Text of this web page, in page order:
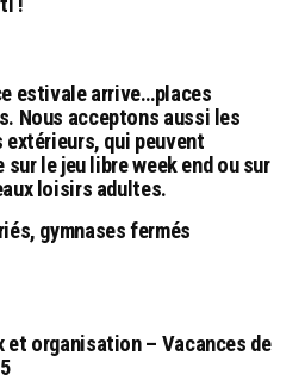
estivale arrive…places
Nous acceptons aussi les
extérieurs, qui peuvent
sur le jeu libre week end ou sur
loisirs adultes.
gymnases fermés
et organisation – Vacances de